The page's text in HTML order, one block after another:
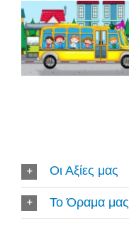
ATALI Grand
Resort
Οι Αξίες μας
Το Όραμα μας